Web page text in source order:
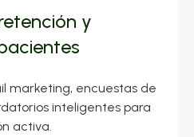
y
marketing, encuestas de
inteligentes para
activa.